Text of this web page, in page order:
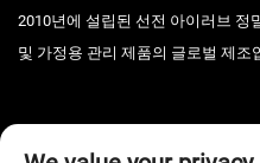
2010년에 설립된 선전 아이러브 정
및 가정용 관리 제품의 글로벌 제조